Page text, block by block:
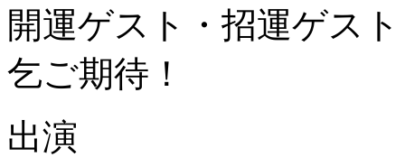
開運ゲスト・招運ゲス
乞ご期待！
出演